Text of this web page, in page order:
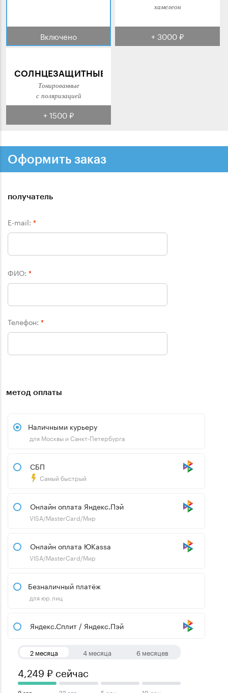
Включено
хамелеон
+ 3000 ₽
СОЛНЦЕЗАЩИТНЫЕ
Тонированные
с поляризацией
+ 1500 ₽
Оформить заказ
получатель
E-mail: *
ФИО: *
Телефон: *
метод оплаты
Наличными курьеру
для Москвы и Санкт-Петербурга
СБП
Самый быстрый
Онлайн оплата Яндекс.Пэй
VISA/MasterCard/Мир
Онлайн оплата ЮKassa
VISA/MasterCard/Мир
Безналичный платёж
для юр.лиц
Яндекс.Сплит / Яндекс.Пэй
2 месяца 4 месяца 6 месяцев
4,249 ₽ сейчас